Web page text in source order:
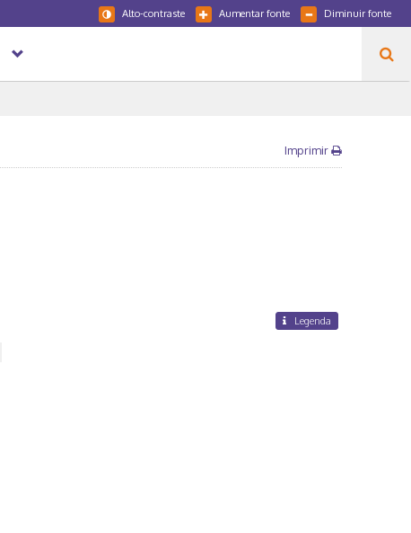
Diminuir fonte
Aumentar fonte
Alto-contraste
Imprimir
Legenda